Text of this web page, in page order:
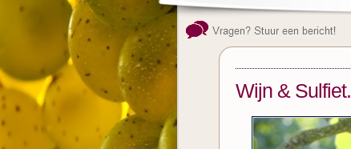
Wijn & Sulfiet.